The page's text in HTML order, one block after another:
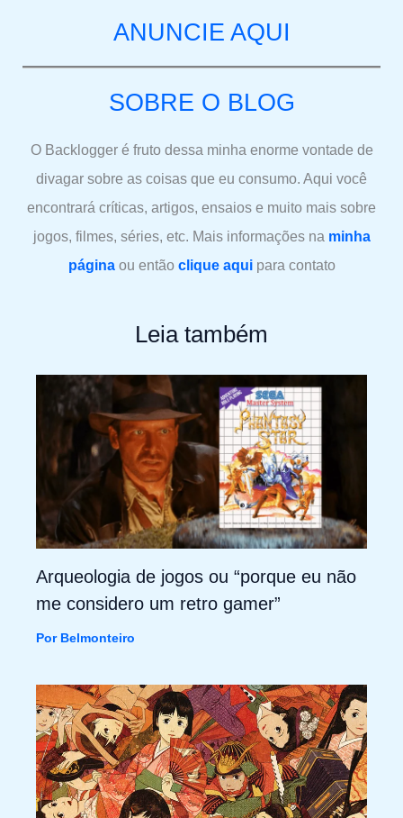
ANUNCIE AQUI
SOBRE O BLOG
O Backlogger é fruto dessa minha enorme vontade de
divagar sobre as coisas que eu consumo. Aqui você
encontrará críticas, artigos, ensaios e muito mais sobre
jogos, filmes, séries, etc. Mais informações na minha
páginaou então clique aquipara contato
Leia também
Arqueologia de jogos ou “porque eu não
me considero um retro gamer”
Por Belmonteiro